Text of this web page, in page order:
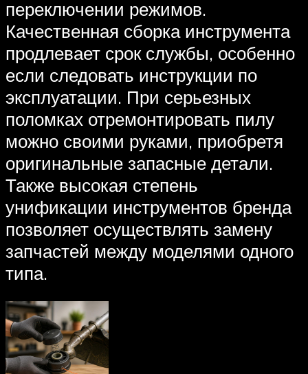
переключении режимов.
Качественная сборка инструмента
продлевает срок службы, особенно
если следовать инструкции по
эксплуатации. При серьезных
поломках отремонтировать пилу
можно своими руками, приобретя
оригинальные запасные детали.
Также высокая степень
унификации инструментов бренда
позволяет осуществлять замену
запчастей между моделями одного
типа.